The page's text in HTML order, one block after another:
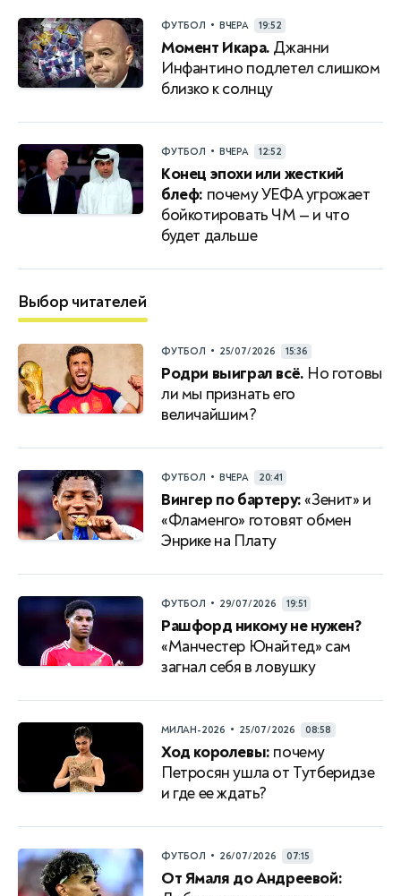
ФУТБОЛ • ВЧЕРА 19:52
Момент Икара. Джанни
Инфантино подлетел слишком
близко к солнцу
ФУТБОЛ • ВЧЕРА 12:52
Конец эпохи или жесткий
блеф: почему УЕФА угрожает
бойкотировать ЧМ — и что
будет дальше
Выбор читателей
ФУТБОЛ • 25/07/2026 15:36
Родри выиграл всё. Но готовы
ли мы признать его
величайшим?
ФУТБОЛ • ВЧЕРА 20:41
Вингер по бартеру:«Зенит» и
«Фламенго» готовят обмен
Энрике на Плату
ФУТБОЛ • 29/07/2026 19:51
Рашфорд никому не нужен?
«Манчестер Юнайтед» сам
загнал себя в ловушку
МИЛАН-2026 • 25/07/2026 08:58
Ход королевы: почему
Петросян ушла от Тутберидзе
и где ее ждать?
ФУТБОЛ • 26/07/2026 07:15
От Ямаля до Андреевой: